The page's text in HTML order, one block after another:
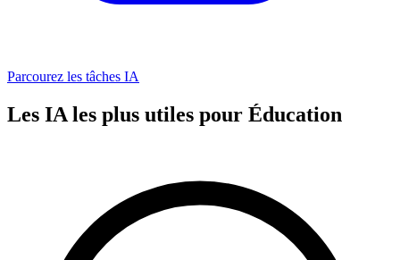
Parcourez les tâches IA
Les IA les plus utiles pour Éducation